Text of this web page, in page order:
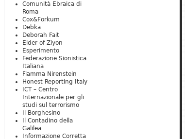
Comunità Ebraica di
Roma
Cox&Forkum
Debka
Deborah Fait
Elder of Ziyon
Esperimento
Federazione Sionistica
Italiana
Fiamma Nirenstein
Honest Reporting Italy
ICT – Centro
Internazionale per gli
studi sul terrorismo
Il Borghesino
Il Contadino della
Galilea
Informazione Corretta